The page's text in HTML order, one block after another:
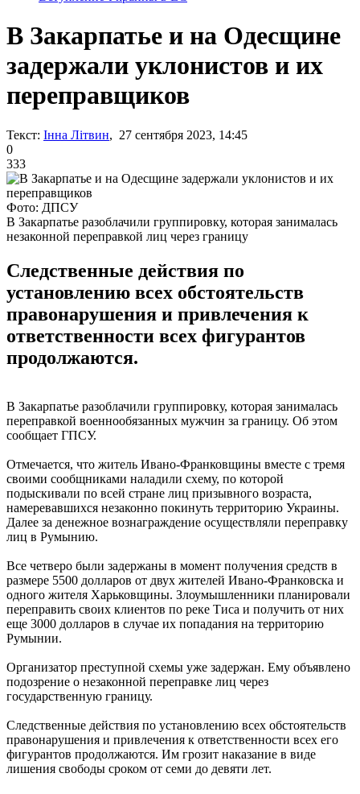
В Закарпатье и на Одесщине
задержали уклонистов и их
переправщиков
Текст: Інна Літвин, 27 сентября 2023, 14:45
0
333
Фото: ДПСУ
В Закарпатье разоблачили группировку, которая занималась
незаконной переправкой лиц через границу
Следственные действия по
установлению всех обстоятельств
правонарушения и привлечения к
ответственности всех фигурантов
продолжаются.
В Закарпатье разоблачили группировку, которая занималась
переправкой военнообязанных мужчин за границу. Об этом
сообщает ГПСУ.
Отмечается, что житель Ивано-Франковщины вместе с тремя
своими сообщниками наладили схему, по которой
подыскивали по всей стране лиц призывного возраста,
намеревавшихся незаконно покинуть территорию Украины.
Далее за денежное вознаграждение осуществляли переправку
лиц в Румынию.
Все четверо были задержаны в момент получения средств в
размере 5500 долларов от двух жителей Ивано-Франковска и
одного жителя Харьковщины. Злоумышленники планировали
переправить своих клиентов по реке Тиса и получить от них
еще 3000 долларов в случае их попадания на территорию
Румынии.
Организатор преступной схемы уже задержан. Ему объявлено
подозрение о незаконной переправке лиц через
государственную границу.
Следственные действия по установлению всех обстоятельств
правонарушения и привлечения к ответственности всех его
фигурантов продолжаются. Им грозит наказание в виде
лишения свободы сроком от семи до девяти лет.